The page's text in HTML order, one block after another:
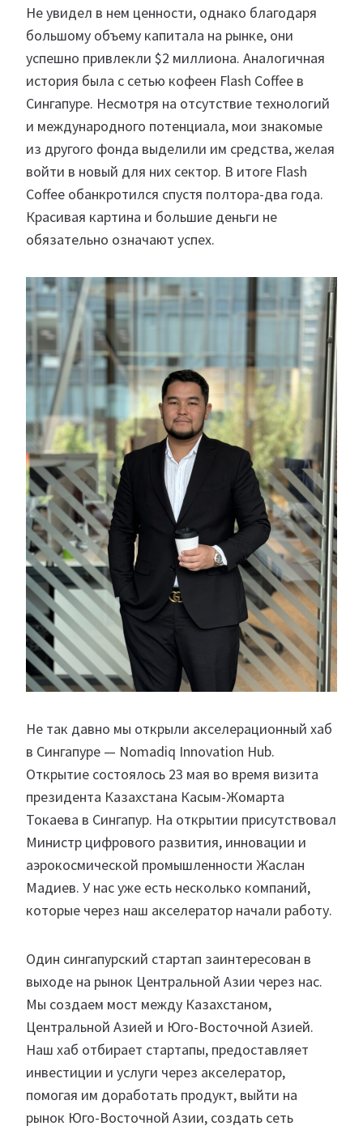
Не увидел в нем ценности, однако благодаря
большому объему капитала на рынке, они
успешно привлекли $2 миллиона. Аналогичная
история была с сетью кофеен Flash Coffee в
Сингапуре. Несмотря на отсутствие технологий
и международного потенциала, мои знакомые
из другого фонда выделили им средства, желая
войти в новый для них сектор. В итоге Flash
Coffee обанкротился спустя полтора-два года.
Красивая картина и большие деньги не
обязательно означают успех.
Не так давно мы открыли акселерационный хаб
в Сингапуре — Nomadiq Innovation Hub.
Открытие состоялось 23 мая во время визита
президента Казахстана Касым-Жомарта
Токаева в Сингапур. На открытии присутствовал
Министр цифрового развития, инновации и
аэрокосмической промышленности Жаслан
Мадиев. У нас уже есть несколько компаний,
которые через наш акселератор начали работу.
Один сингапурский стартап заинтересован в
выходе на рынок Центральной Азии через нас.
Мы создаем мост между Казахстаном,
Центральной Азией и Юго-Восточной Азией.
Наш хаб отбирает стартапы, предоставляет
инвестиции и услуги через акселератор,
помогая им доработать продукт, выйти на
рынок Юго-Восточной Азии, создать сеть